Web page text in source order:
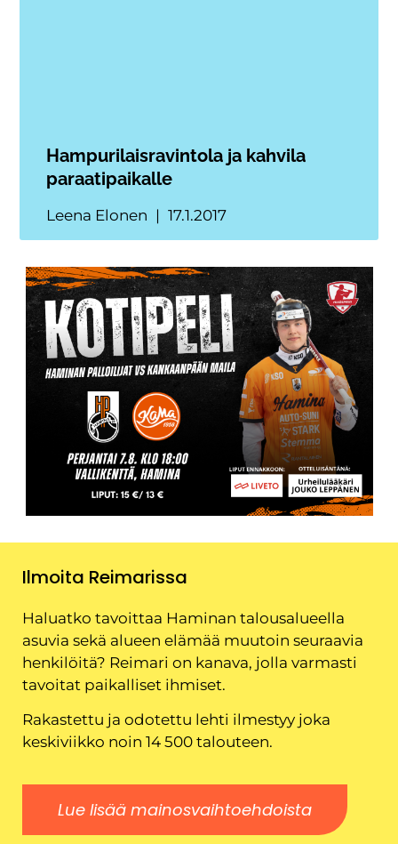
Hampurilaisravintola ja kahvila
paraatipaikalle
Leena Elonen 17.1.2017
Ilmoita Reimarissa
Haluatko tavoittaa Haminan talousalueella
asuvia sekä alueen elämää muutoin seuraavia
henkilöitä? Reimari on kanava, jolla varmasti
tavoitat paikalliset ihmiset.
Rakastettu ja odotettu lehti ilmestyy joka
keskiviikko noin 14 500 talouteen.
Lue lisää mainosvaihtoehdoista